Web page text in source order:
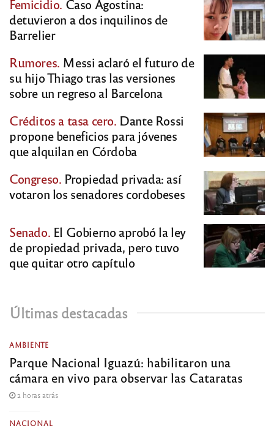
Femicidio. Caso Agostina:
detuvieron a dos inquilinos de
Barrelier
Rumores. Messi aclaró el futuro de
su hijo Thiago tras las versiones
sobre un regreso al Barcelona
Créditos a tasa cero. Dante Rossi
propone beneficios para jóvenes
que alquilan en Córdoba
Congreso. Propiedad privada: así
votaron los senadores cordobeses
Senado. El Gobierno aprobó la ley
de propiedad privada, pero tuvo
que quitar otro capítulo
Últimas destacadas
AMBIENTE
Parque Nacional Iguazú: habilitaron una
cámara en vivo para observar las Cataratas
2 horas atrás
NACIONAL